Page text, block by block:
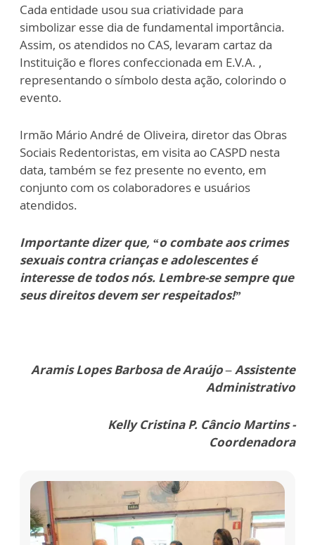
Cada entidade usou sua criatividade para
simbolizar esse dia de fundamental importância.
Assim, os atendidos no CAS, levaram cartaz da
Instituição e flores confeccionada em E.V.A. ,
representando o símbolo desta ação, colorindo o
evento.
Irmão Mário André de Oliveira, diretor das Obras
Sociais Redentoristas, em visita ao CASPD nesta
data, também se fez presente no evento, em
conjunto com os colaboradores e usuários
atendidos.
Importante dizer que, “o combate aos crimes
sexuais contra crianças e adolescentes é
interesse de todos nós. Lembre-se sempre que
seus direitos devem ser respeitados!”
Aramis Lopes Barbosa de Araújo – Assistente
Administrativo
Kelly Cristina P. Câncio Martins -
Coordenadora